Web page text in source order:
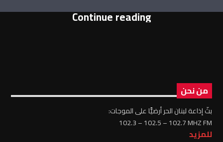
Continue reading
من نحن
بثّ إذاعة لبنان الحر أرضيًّا على الموجات:
102.3 – 102.5 – 102.7 MHZ FM
للمزيد